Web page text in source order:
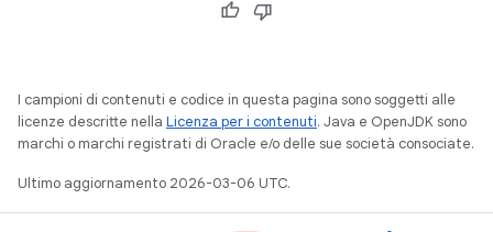
I campioni di contenuti e codice in questa pagina sono soggetti alle
licenze descritte nella Licenza per i contenuti. Java e OpenJDK sono
marchi o marchi registrati di Oracle e/o delle sue società consociate.
Ultimo aggiornamento 2026-03-06 UTC.